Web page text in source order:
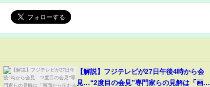
【解説】フジテレビが27日午後4時から会
見…“2度目の会見”専門家らの見解は「画面